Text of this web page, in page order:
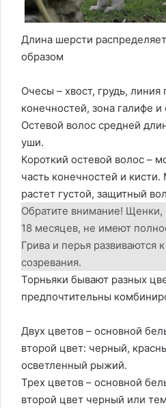
Длина шерсти
образом
Очесы – хвост, грудь, линия
конечностей, зона галифе
Остевой волос средней
уши.
Короткий остевой волос –
часть конечностей и
растет густой, защитный
Обратите внимание!
18 месяцев, не имеют
Грива и перья развиваются
созревания.
Торньяки бывают разных
предпочтительны
Двух цветов – основной
второй цвет: черный,
осветленный рыжий.
Трех цветов – основной
второй цвет черный или